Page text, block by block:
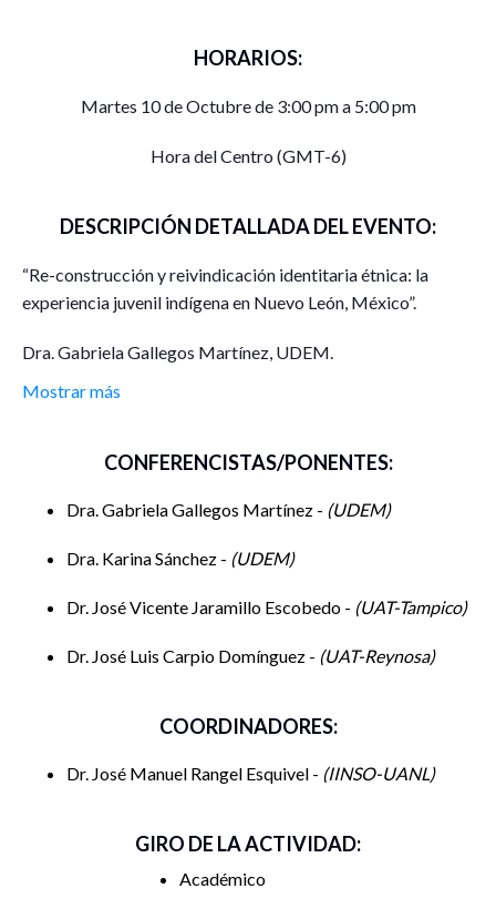
HORARIOS:
Martes 10 de Octubre de 3:00 pm a 5:00 pm
Hora del Centro (GMT-6)
DESCRIPCIÓN DETALLADA DEL EVENTO:
“Re-construcción y reivindicación identitaria étnica: la
experiencia juvenil indígena en Nuevo León, México”.
Dra. Gabriela Gallegos Martínez, UDEM.
“Intervención social con personas indígenas de Nuevo León”
Dra. Karina Sánchez, UDEM.
“Prácticas sustentables de la demanda turística durante su
de delitos ambientales en México”.
Mostrar más
CONFERENCISTAS/PONENTES:
Dra. Gabriela Gallegos Martínez - UDEM
Dra. Karina Sánchez - UDEM
Dr. José Vicente Jaramillo Escobedo - UAT-Tampico
Dr. José Luis Carpio Domínguez - UAT-Reynosa
COORDINADORES:
Dr. José Manuel Rangel Esquivel - IINSO-UANL
GIRO DE LA ACTIVIDAD:
Académico